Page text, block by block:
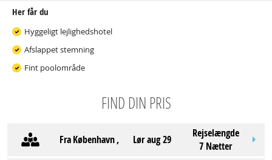
Her får du
Hyggeligt lejlighedshotel
Afslappet stemning
Fint poolområde
FIND DIN PRIS
FraKøbenhavn, lør aug 29
Rejselængde
7 Nætter